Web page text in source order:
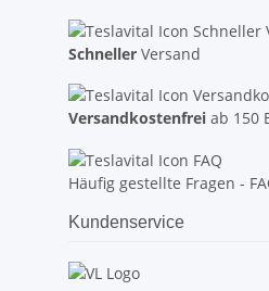
Schneller Versand
Versandkostenfrei ab 150
Häufig gestellte Fragen -
Kundenservice